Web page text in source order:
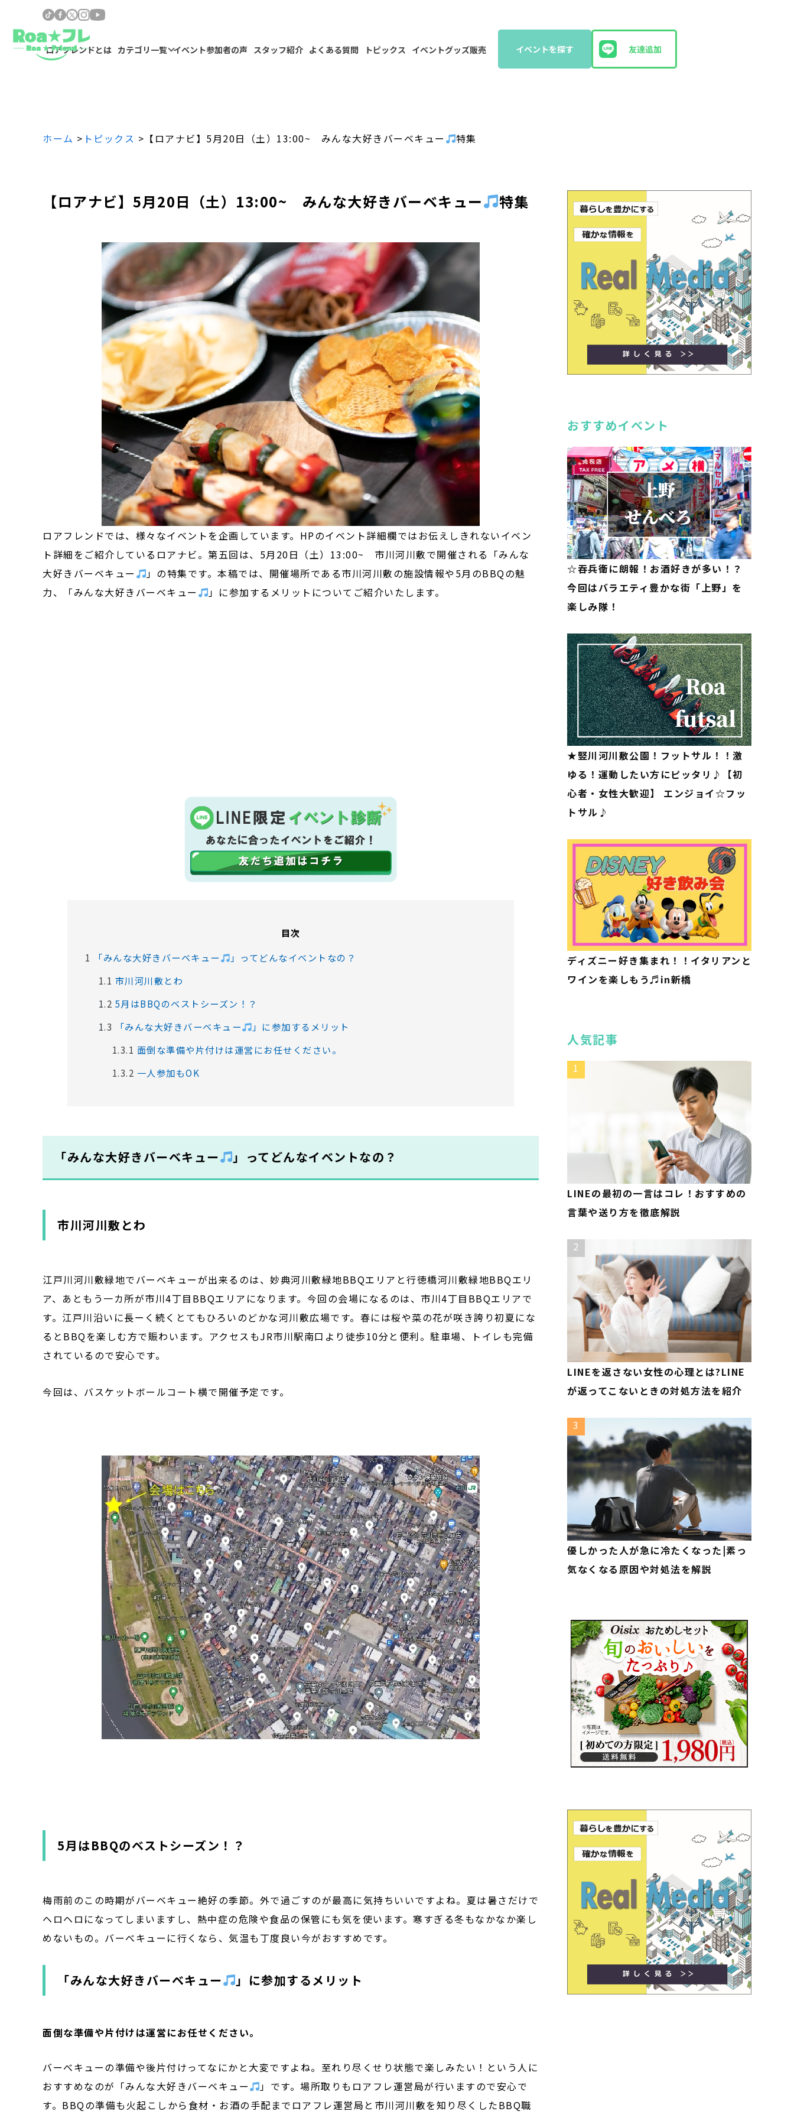
ロアフレンドとは カテゴリ一覧 イベント参加者の声 スタッフ紹介 よくある質問 トピックス イベントグッズ販売 イベントを探す 友達追加
ホーム > トピックス > 【ロアナビ】5月20日（土）13:00~ みんな大好きバーベキュー 特集
【ロアナビ】5月20日（土）13:00~ みんな大好きバーベキュー 特集
ロアフレンドでは、様々なイベントを企画しています。HPのイベント詳細欄ではお伝えしきれないイベン
ト詳細をご紹介しているロアナビ。第五回は、5月20日（土）13:00~ 市川河川敷で開催される「みんな
大好きバーベキュー
」の特集です。本稿では、開催場所である市川河川敷の施設情報や5月のBBQの魅
力、「みんな大好きバーベキュー
」に参加するメリットについてご紹介いたします。
目次
1
「みんな大好きバーベキュー
」ってどんなイベントなの？
1.1 市川河川敷とわ
1.2 5月はBBQのベストシーズン！？
1.3
「みんな大好きバーベキュー
」に参加するメリット
1.3.1 面倒な準備や片付けは運営にお任せください。
1.3.2 一人参加もOK
「みんな大好きバーベキュー 」ってどんなイベントなの？
市川河川敷とわ
江戸川河川敷緑地でバーベキューが出来るのは、妙典河川敷緑地BBQエリアと行徳橋河川敷緑地BBQエリ
ア、あともう一カ所が市川4丁目BBQエリアになります。今回の会場になるのは、市川4丁目BBQエリアで
す。江戸川沿いに長ーく続くとてもひろいのどかな河川敷広場です。春には桜や菜の花が咲き誇り初夏にな
るとBBQを楽しむ方で賑わいます。アクセスもJR市川駅南口より徒歩10分と便利。駐車場、トイレも完備
されているので安心です。
今回は、バスケットボールコート横で開催予定です。
5月はBBQのベストシーズン！？
梅雨前のこの時期がバーベキュー絶好の季節。外で過ごすのが最高に気持ちいいですよね。夏は暑さだけで
ヘロヘロになってしまいますし、熱中症の危険や食品の保管にも気を使います。寒すぎる冬もなかなか楽し
めないもの。バーべキューに行くなら、気温も丁度良い今がおすすめです。
「みんな大好きバーベキュー 」に参加するメリット
面倒な準備や片付けは運営にお任せください。
バーべキューの準備や後片付けってなにかと大変ですよね。至れり尽くせり状態で楽しみたい！という人に
おすすめなのが「みんな大好きバーベキュー
」です。場所取りもロアフレ運営局が行いますので安心で
す。BBQの準備も火起こしから食材・お酒の手配までロアフレ運営局と市川河川敷を知り尽くしたBBQ職
おすすめイベント
☆吞兵衛に朗報！お酒好きが多い！？
今回はバラエティ豊かな街「上野」を
楽しみ隊！
★竪川河川敷公園！フットサル！！激
ゆる！運動したい方にピッタリ♪【初
心者・女性大歓迎】 エンジョイ☆フッ
トサル♪
ディズニー好き集まれ！！イタリアンと
ワインを楽しもう♬in新橋
人気記事
LINEの最初の一言はコレ！おすすめの
言葉や送り方を徹底解説
1
LINEを返さない女性の心理とは?LINE
が返ってこないときの対処方法を紹介
2
優しかった人が急に冷たくなった|素っ
気なくなる原因や対処法を解説
3